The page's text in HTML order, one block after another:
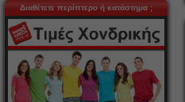
Διαθέτετε περίπτερο ή κατάστημα ;